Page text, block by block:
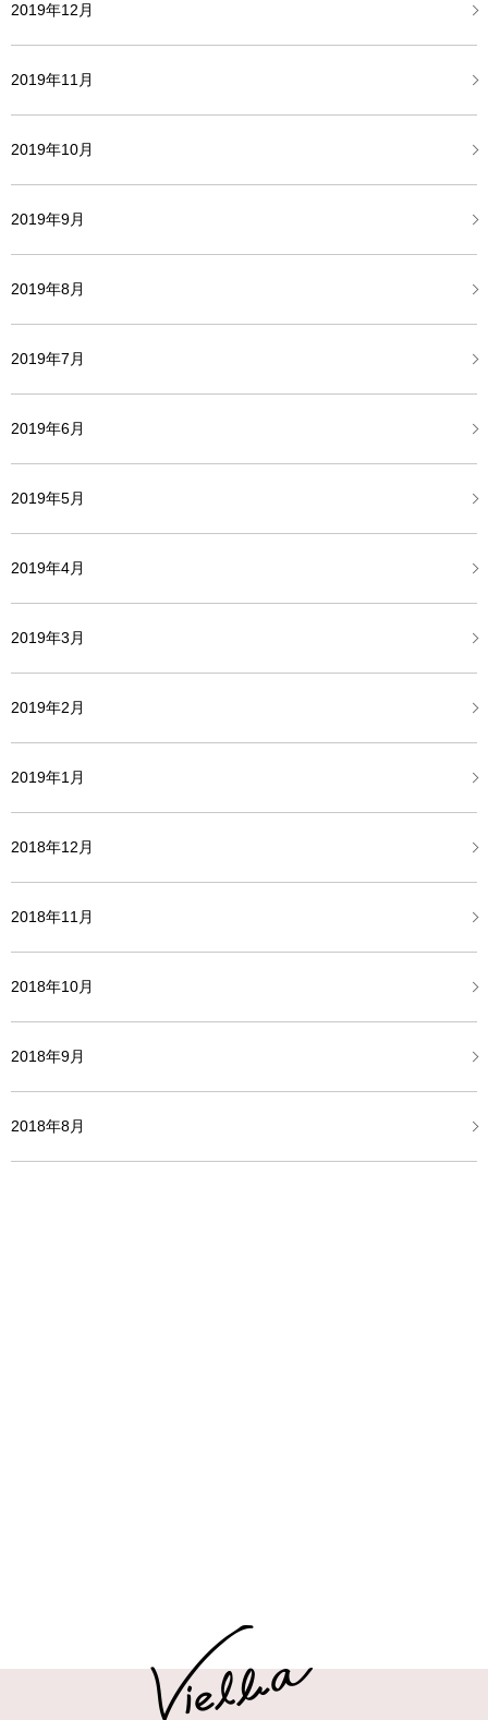
2019年12月
2019年11月
2019年10月
2019年9月
2019年8月
2019年7月
2019年6月
2019年5月
2019年4月
2019年3月
2019年2月
2019年1月
2018年12月
2018年11月
2018年10月
2018年9月
2018年8月